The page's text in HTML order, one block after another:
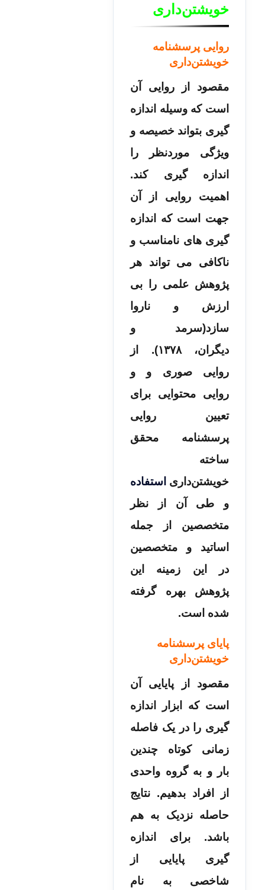
خویشتن‌داری
روایی پرسشنامه
خویشتن‌داری
مقصود از روایی آن
است که وسیله اندازه
گیری بتواند خصیصه و
ویژگی موردنظر را
اندازه گیری کند.
اهمیت روایی از آن
جهت است که اندازه
گیری های نامناسب و
ناکافی می تواند هر
پژوهش علمی را بی
ارزش و ناروا
سازد(سرمد و
دیگران، ۱۳۷۸). از
روایی صوری و و
روایی محتوایی برای
تعیین روایی
پرسشنامه محقق
ساخته
خویشتن‌داری استفاده
و طی آن از نظر
متخصصین از جمله
اساتید و متخصصین
در این زمینه این
پژوهش بهره گرفته
شده است.
پایای پرسشنامه
خویشتن‌داری
مقصود از پایایی آن
است که ابزار اندازه
گیری را در یک فاصله
زمانی کوتاه چندین
بار و به گروه واحدی
از افراد بدهیم. نتایج
حاصله نزدیک به هم
باشد. برای اندازه
گیری پایایی از
شاخصی به نام